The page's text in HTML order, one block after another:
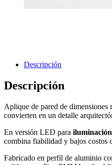
Descripción
Descripción
Aplique de pared de
convierten en un detalle
En versión LED para
combina fiabilidad y bajos costos
Fabricado en perfil de aluminio